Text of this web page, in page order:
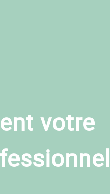
votre